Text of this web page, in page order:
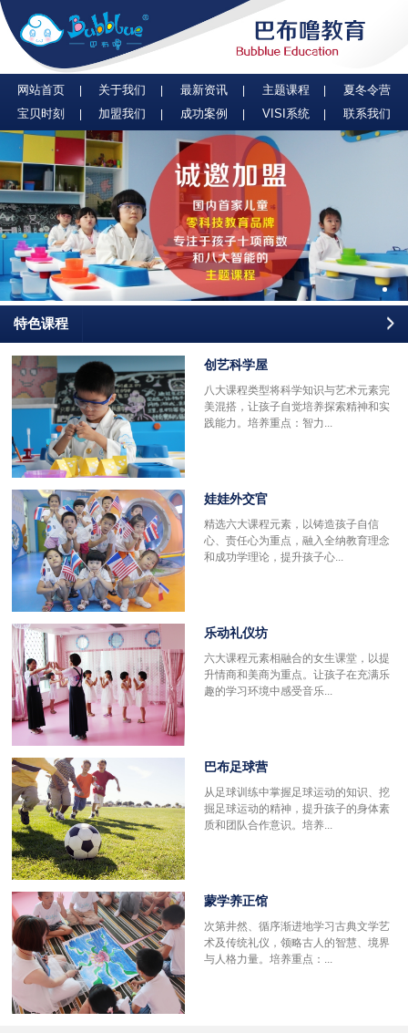
网站首页 关于我们 最新资讯 主题课程
夏冬令营
宝贝时刻
加盟我们 成功案例 VISI系统 联系我们
特色课程
创艺科学屋
八大课程类型将科学知识与艺术元素完
美混搭，让孩子自觉培养探索精神和实
践能力。培养重点：智力...
娃娃外交官
精选六大课程元素，以铸造孩子自信
心、责任心为重点，融入全纳教育理念
和成功学理论，提升孩子心...
乐动礼仪坊
六大课程元素相融合的女生课堂，以提
升情商和美商为重点。让孩子在充满乐
趣的学习环境中感受音乐...
巴布足球营
从足球训练中掌握足球运动的知识、挖
掘足球运动的精神，提升孩子的身体素
质和团队合作意识。培养...
蒙学养正馆
次第井然、循序渐进地学习古典文学艺
术及传统礼仪，领略古人的智慧、境界
与人格力量。培养重点：...